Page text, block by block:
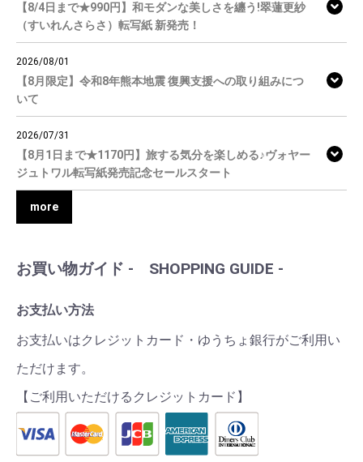
【8/4日まで★990円】和モダンな美しさを纏う!翠蓮更紗
（すいれんさらさ）転写紙 新発売！
2026/08/01
【8月限定】令和8年熊本地震 復興支援への取り組みにつ
いて
2026/07/31
【8月1日まで★1170円】旅する気分を楽しめる♪ヴォヤー
ジュトワル転写紙発売記念セールスタート
more
お買い物ガイド - SHOPPING GUIDE -
お支払い方法
お支払いはクレジットカード・ゆうちょ銀行がご利用い
ただけます。
【ご利用いただけるクレジットカード】